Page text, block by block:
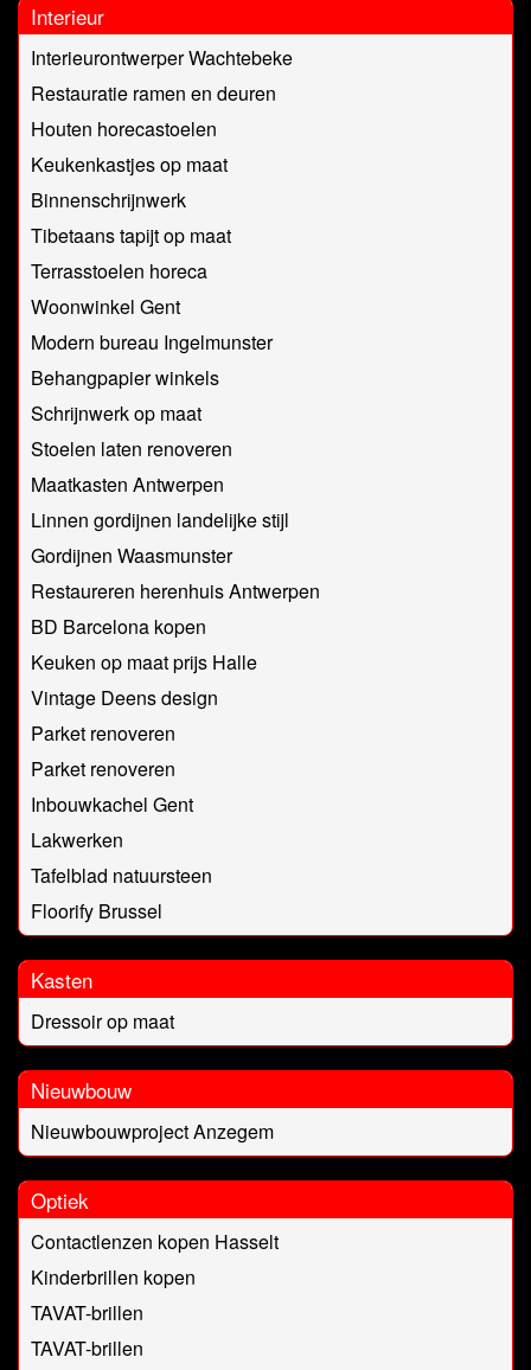
Interieur
Interieurontwerper Wachtebeke
Restauratie ramen en deuren
Houten horecastoelen
Keukenkastjes op maat
Binnenschrijnwerk
Tibetaans tapijt op maat
Terrasstoelen horeca
Woonwinkel Gent
Modern bureau Ingelmunster
Behangpapier winkels
Schrijnwerk op maat
Stoelen laten renoveren
Maatkasten Antwerpen
Linnen gordijnen landelijke stijl
Gordijnen Waasmunster
Restaureren herenhuis Antwerpen
BD Barcelona kopen
Keuken op maat prijs Halle
Vintage Deens design
Parket renoveren
Parket renoveren
Inbouwkachel Gent
Lakwerken
Tafelblad natuursteen
Floorify Brussel
Kasten
Dressoir op maat
Nieuwbouw
Nieuwbouwproject Anzegem
Optiek
Contactlenzen kopen Hasselt
Kinderbrillen kopen
TAVAT-brillen
TAVAT-brillen